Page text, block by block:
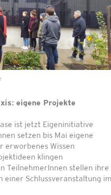
eigene Projekte
ist jetzt Eigeninitiative
setzen bis Mai eigene
erworbenes Wissen
klingen
TeilnehmerInnen stellen ihre
einer Schlussveranstaltung